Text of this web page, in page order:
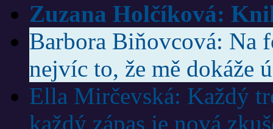
Zuzana Holčíková:
Barbora Biňovcová: Na
nejvíc to, že mě dokáže
Ella Mirčevská: Každý
každý zápas je nová